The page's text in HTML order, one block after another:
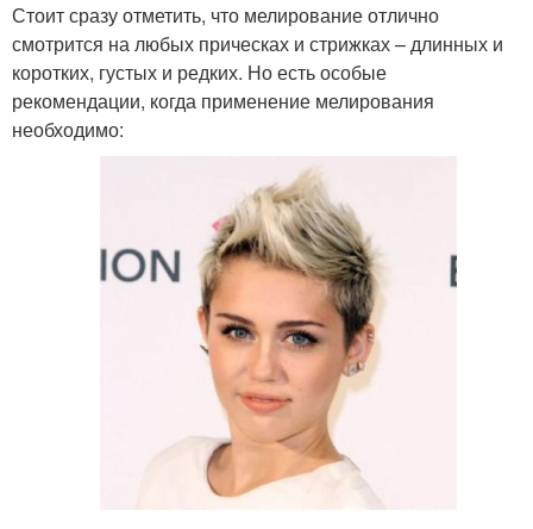
Стоит сразу отметить, что мелирование отлично
смотрится на любых прическах и стрижках – длинных и
коротких, густых и редких. Но есть особые
рекомендации, когда применение мелирования
необходимо: